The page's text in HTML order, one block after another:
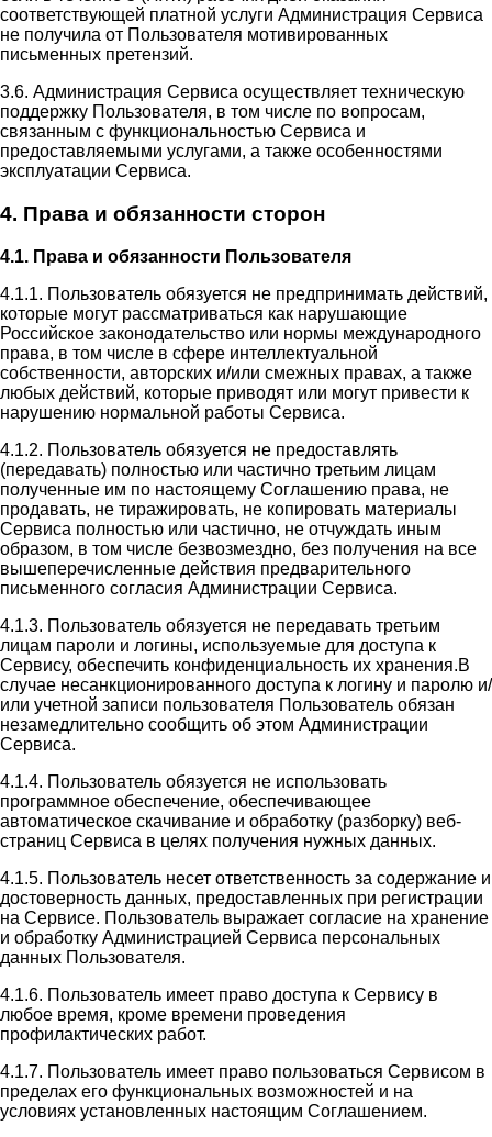
соответствующей платной услуги Администрация Сервиса
не получила от Пользователя мотивированных
письменных претензий.
3.6. Администрация Сервиса осуществляет техническую
поддержку Пользователя, в том числе по вопросам,
связанным с функциональностью Сервиса и
предоставляемыми услугами, а также особенностями
эксплуатации Сервиса.
4. Права и обязанности сторон
4.1. Права и обязанности Пользователя
4.1.1. Пользователь обязуется не предпринимать действий,
которые могут рассматриваться как нарушающие
Российское законодательство или нормы международного
права, в том числе в сфере интеллектуальной
собственности, авторских и/или смежных правах, а также
любых действий, которые приводят или могут привести к
нарушению нормальной работы Сервиса.
4.1.2. Пользователь обязуется не предоставлять
(передавать) полностью или частично третьим лицам
полученные им по настоящему Соглашению права, не
продавать, не тиражировать, не копировать материалы
Сервиса полностью или частично, не отчуждать иным
образом, в том числе безвозмездно, без получения на все
вышеперечисленные действия предварительного
письменного согласия Администрации Сервиса.
4.1.3. Пользователь обязуется не передавать третьим
лицам пароли и логины, используемые для доступа к
Сервису, обеспечить конфиденциальность их хранения.В
случае несанкционированного доступа к логину и паролю и/
или учетной записи пользователя Пользователь обязан
незамедлительно сообщить об этом Администрации
Сервиса.
4.1.4. Пользователь обязуется не использовать
программное обеспечение, обеспечивающее
автоматическое скачивание и обработку (разборку) веб-
страниц Сервиса в целях получения нужных данных.
4.1.5. Пользователь несет ответственность за содержание и
достоверность данных, предоставленных при регистрации
на Сервисе. Пользователь выражает согласие на хранение
и обработку Администрацией Сервиса персональных
данных Пользователя.
4.1.6. Пользователь имеет право доступа к Сервису в
любое время, кроме времени проведения
профилактических работ.
4.1.7. Пользователь имеет право пользоваться Сервисом в
пределах его функциональных возможностей и на
условиях установленных настоящим Соглашением.